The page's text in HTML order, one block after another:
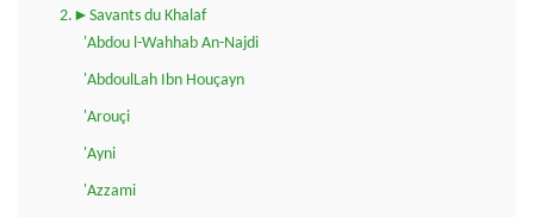
2.►Savants du Khalaf
'Abdou l-Wahhab An-Najdi
'AbdoulLah Ibn Houçayn
'Arouçi
'Ayni
'Azzami